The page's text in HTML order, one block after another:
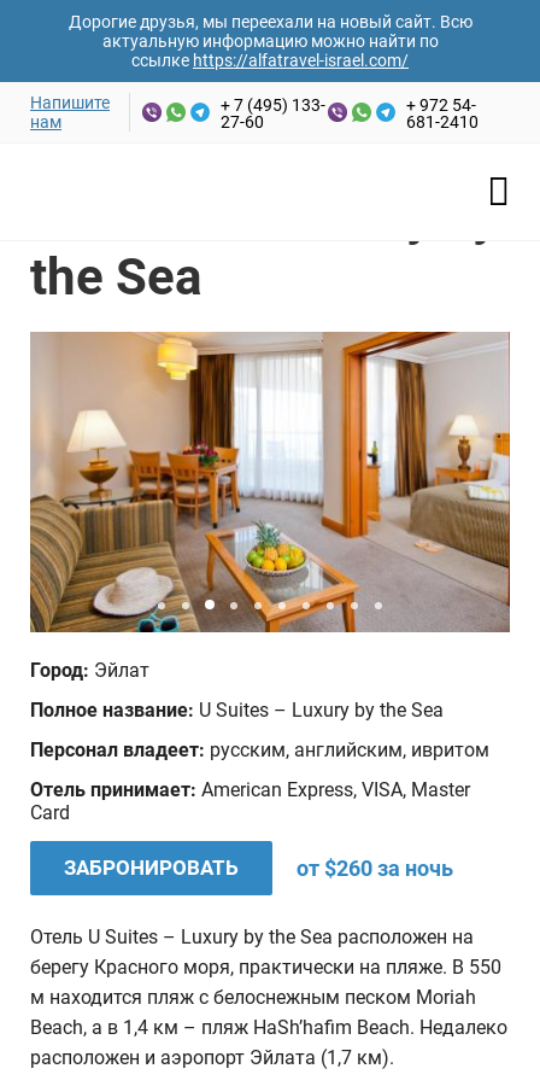
Дорогие друзья, мы переехали на новый сайт. Всю
актуальную информацию можно найти по
ссылке https://alfatravel-israel.com/
Напишите
нам
+ 7 (495) 133-
27-60
+ 972 54-
681-2410
U Suites – Luxury by
the Sea
Город: Эйлат
Полное название: U Suites – Luxury by the Sea
Персонал владеет: русским, английским, ивритом
Отель принимает: American Express, VISA, Master
Card
ЗАБРОНИРОВАТЬ от $260 за ночь
Отель U Suites – Luxury by the Sea расположен на
берегу Красного моря, практически на пляже. В 550
м находится пляж с белоснежным песком Moriah
Beach, а в 1,4 км – пляж HaSh’hafim Beach. Недалеко
расположен и аэропорт Эйлата (1,7 км).
Ваши имя и фамилия*
Номер телефона*
Дата заезда
Дата отъезда
Ваши пожелания